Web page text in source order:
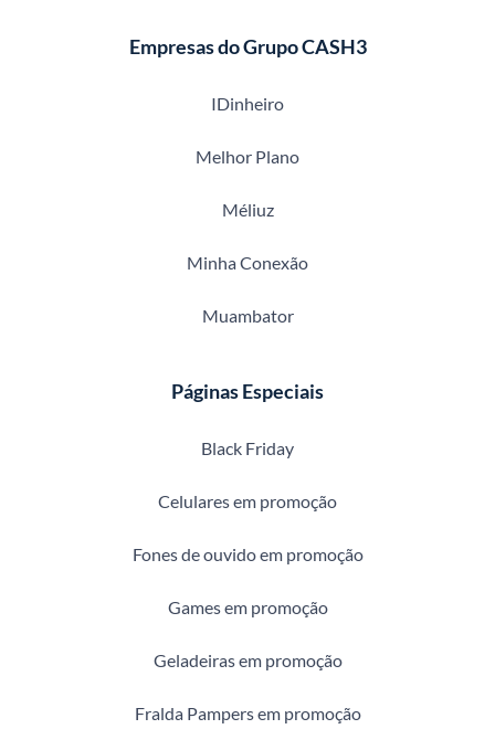
Empresas do Grupo CASH3
IDinheiro
Melhor Plano
Méliuz
Minha Conexão
Muambator
Páginas Especiais
Black Friday
Celulares em promoção
Fones de ouvido em promoção
Games em promoção
Geladeiras em promoção
Fralda Pampers em promoção